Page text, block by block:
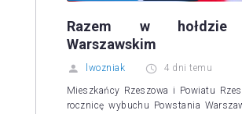
Razem w hołdzie
Warszawskim
lwozniak 4 dni temu
Mieszkańcy Rzeszowa i Powiatu
rocznicę wybuchu Powstania